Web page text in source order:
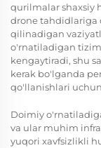
qurilmalar shaxsiy
drone tahdidlariga
qilinadigan
o'rnatiladigan
kengaytiradi, shu
kerak bo'lganda
qo'llanishlari
Doimiy
va ular muhim
yuqori xavfsizlikli